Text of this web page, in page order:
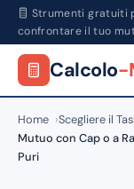
Strumenti gratuiti
confrontare il tuo
Calcolo-
Home
Scegliere il
Mutuo con Cap o a
Puri